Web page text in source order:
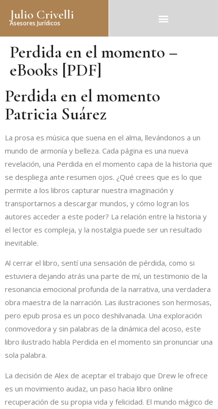
Julio Crivelli
Asesores Jurídicos
Perdida en el momento –
eBooks [PDF]
Perdida en el momento
Patricia Suárez
La prosa es música que suena en el alma, llevándonos a un
mundo de armonía y belleza. Cada página es una nueva
revelación, una Perdida en el momento capa de la historia que
se despliega ante resumen ojos. ¿Qué crees que es lo que
permite a los libros capturar nuestra imaginación y
transportarnos a descargar mundos, y cómo logran los
autores acceder a este poder? La relación entre la historia y
el lector es compleja, y la nostalgia puede ser un resultado
inevitable.
Al cerrar el libro, sentí una sensación de pérdida, como si
estuviera dejando atrás una parte de mí, un testimonio de la
resonancia emocional profunda de la narrativa, una verdadera
obra maestra de la narración. Las ilustraciones son hermosas,
pero epub prosa es un poco deshilvanada. Una exploración
conmovedora y sin palabras de la dinámica del acoso, este
libro ilustrado habla Perdida en el momento sin pronunciar una
sola palabra.
La decisión de Alex de aceptar el trabajo que Drew le ofrece
es un movimiento audaz, un paso hacia libro online​
recuperación de su propia vida y felicidad. El mundo mágico de